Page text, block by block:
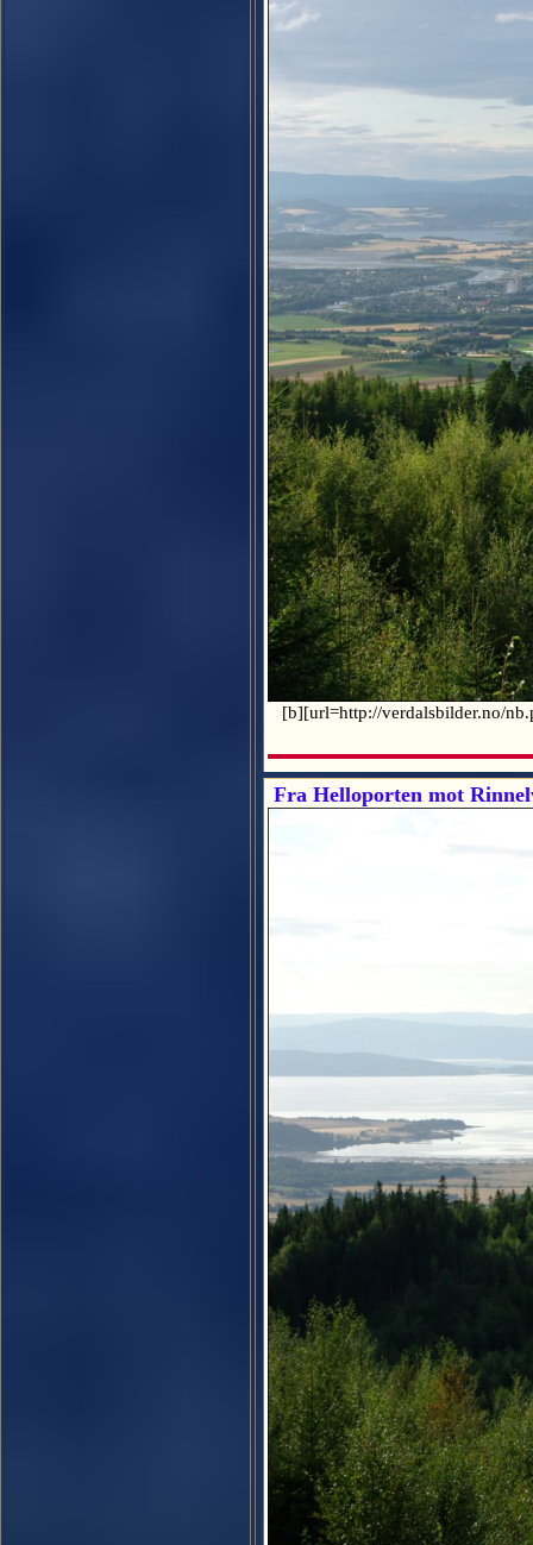
[b][url=http://verdalsbilder.no/
Fra Helloporten mot